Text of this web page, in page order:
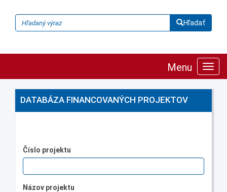
Hľadať
Menu
DATABÁZA FINANCOVANÝCH PROJEKTOV
Číslo projektu
Názov projektu